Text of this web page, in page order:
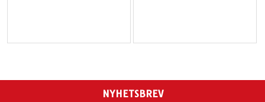
NYHETSBREV